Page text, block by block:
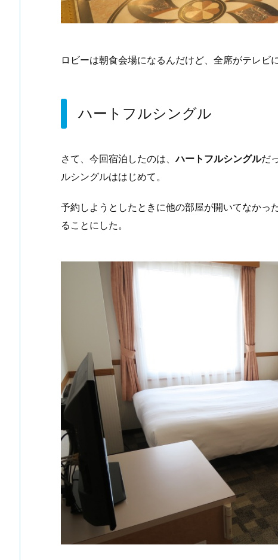
ロビーは朝食会場になるんだけど、全席がテレビ
ハートフルシングル
さて、今回宿泊したのは、ハートフルシングルだ
ルシングルははじめて。
予約しようとしたときに他の部屋が開いてなかっ
ることにした。